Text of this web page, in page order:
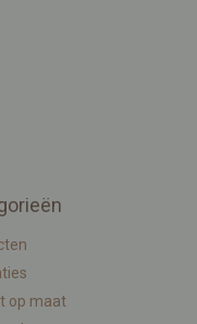
op maat